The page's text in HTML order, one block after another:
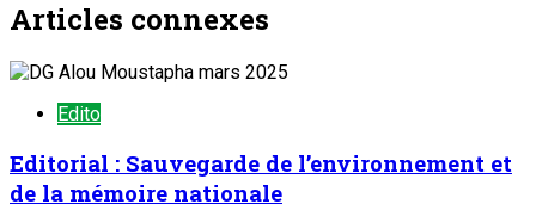
Articles connexes
Edito
Editorial : Sauvegarde de l’environnement et
de la mémoire nationale